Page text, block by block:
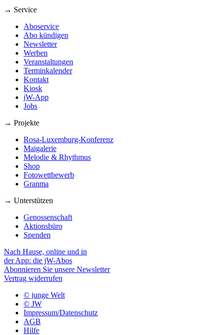
→ Service
Aboservice
Abo kündigen
Newsletter
Werben
Veranstaltungen
Terminkalender
Kontakt
Kiosk
jW-App
Jobs
→ Projekte
Rosa-Luxemburg-Konferenz
Maigalerie
Melodie & Rhythmus
Shop
Fotowettbewerb
Granma
→ Unterstützen
Genossenschaft
Aktionsbüro
Spenden
Nach Hause, online und in
der App: die jW-Abos
Abonnieren Sie unsere Newsletter
Vertrag widerrufen
© junge Welt
© JW
Impressum/Datenschutz
AGB
Hilfe